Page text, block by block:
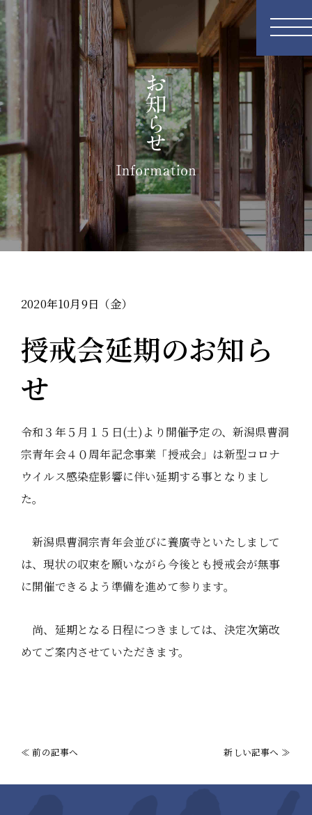
2020年10月9日（金）
授戒会延期のお知ら
せ
令和３年５月１５日(土)より開催予定の、新潟県曹洞
宗青年会４０周年記念事業「授戒会」は新型コロナ
ウイルス感染症影響に伴い延期する事となりまし
た。
新潟県曹洞宗青年会並びに養廣寺といたしまして
は、現状の収束を願いながら今後とも授戒会が無事
に開催できるよう準備を進めて参ります。
尚、延期となる日程につきましては、決定次第改
めてご案内させていただきます。
≪ 前の記事へ 新しい記事へ ≫